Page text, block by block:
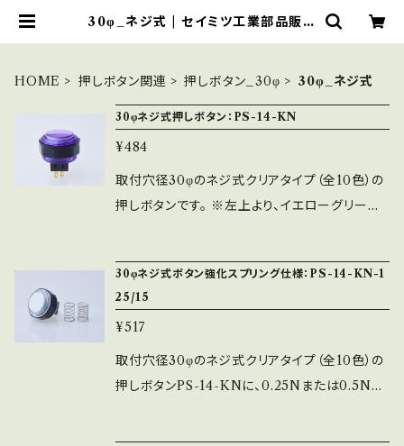
30φ_ネジ式 | セイミツ工業部品販売
HOME 押しボタン関連 押しボタン_30φ 30φ_ネジ式
30φネジ式押しボタン：PS-14-KN
¥484
取付穴径30φのネジ式クリアタイプ（全10色）の
押しボタンです。 ※左上より、イエローグリーン、
ップと中キャップの間に1㎜程度の厚さのシール
などを入れることができます。 ※使用スイッチ：
MM9-4-AU ※ネジ式ですので取付に時間がか
かりますが、しっかりと固定することができます。
※ネジリング（黒）が付属します。
30φネジ式ボタン強化スプリング仕様：PS-14-KN-1
25/15
¥517
取付穴径30φのネジ式クリアタイプ（全10色）の
押しボタンPS-14-KNに、0.25Nまたは0.5Nの